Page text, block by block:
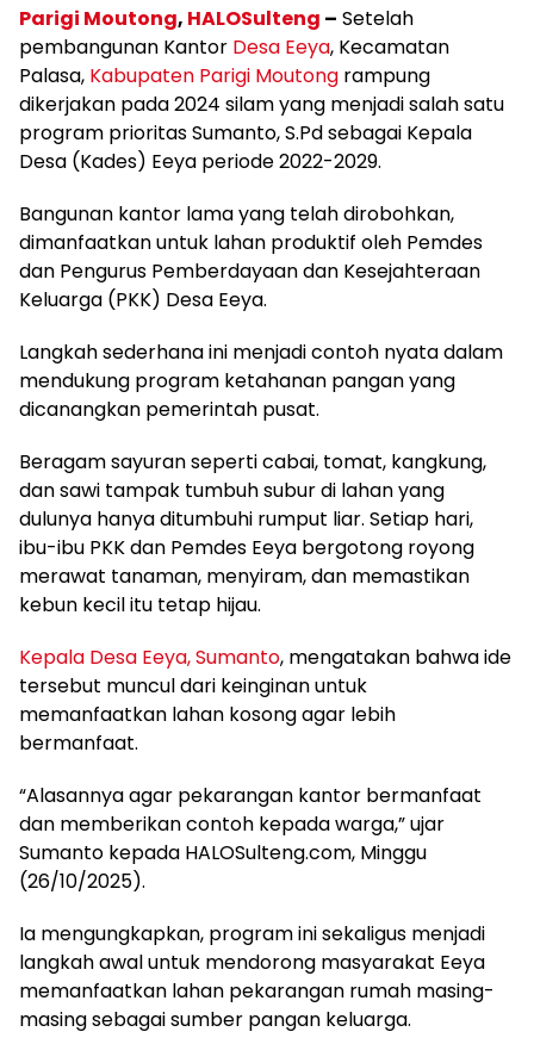
Parigi Moutong, HALOSulteng – Setelah
pembangunan Kantor Desa Eeya, Kecamatan
Palasa, Kabupaten Parigi Moutong rampung
dikerjakan pada 2024 silam yang menjadi salah satu
program prioritas Sumanto, S.Pd sebagai Kepala
Desa (Kades) Eeya periode 2022-2029.
Bangunan kantor lama yang telah dirobohkan,
dimanfaatkan untuk lahan produktif oleh Pemdes
dan Pengurus Pemberdayaan dan Kesejahteraan
Keluarga (PKK) Desa Eeya.
Langkah sederhana ini menjadi contoh nyata dalam
mendukung program ketahanan pangan yang
dicanangkan pemerintah pusat.
Beragam sayuran seperti cabai, tomat, kangkung,
dan sawi tampak tumbuh subur di lahan yang
dulunya hanya ditumbuhi rumput liar. Setiap hari,
ibu-ibu PKK dan Pemdes Eeya bergotong royong
merawat tanaman, menyiram, dan memastikan
kebun kecil itu tetap hijau.
Kepala Desa Eeya, Sumanto, mengatakan bahwa ide
tersebut muncul dari keinginan untuk
memanfaatkan lahan kosong agar lebih
bermanfaat.
“Alasannya agar pekarangan kantor bermanfaat
dan memberikan contoh kepada warga,” ujar
Sumanto kepada HALOSulteng.com, Minggu
(26/10/2025).
Ia mengungkapkan, program ini sekaligus menjadi
langkah awal untuk mendorong masyarakat Eeya
memanfaatkan lahan pekarangan rumah masing-
masing sebagai sumber pangan keluarga.